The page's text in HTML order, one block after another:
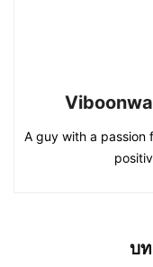
A guy with a passion
บ